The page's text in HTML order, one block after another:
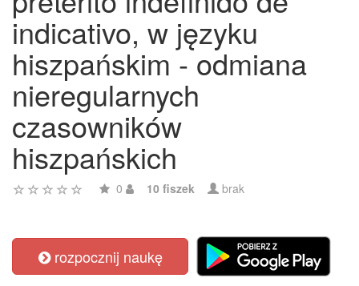
indicativo, w języku
hiszpańskim - odmiana
nieregularnych
czasowników
hiszpańskich
0 10 fiszek brak
rozpocznij naukę